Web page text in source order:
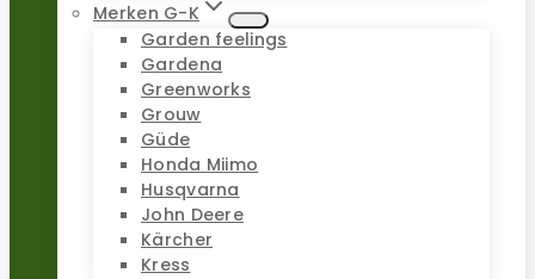
Merken G-K
Garden feelings
Gardena
Greenworks
Grouw
Güde
Honda Miimo
Husqvarna
John Deere
Kärcher
Kress